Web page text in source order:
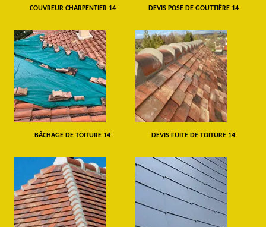
COUVREUR CHARPENTIER 14 DEVIS POSE DE GOUTTIÈRE 14
BÂCHAGE DE TOITURE 14 DEVIS FUITE DE TOITURE 14